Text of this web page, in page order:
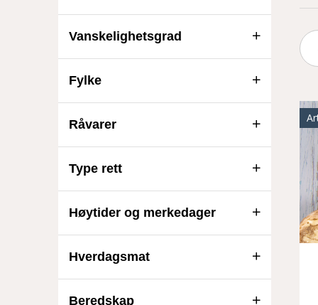
Vanskelighetsgrad
Fylke
Råvarer
Type rett
Høytider og merkedager
Hverdagsmat
Beredskap